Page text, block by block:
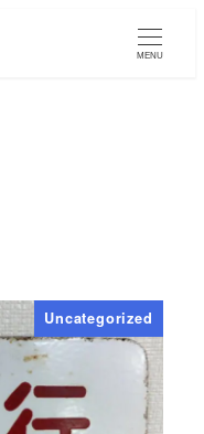
MENU
Uncategorized